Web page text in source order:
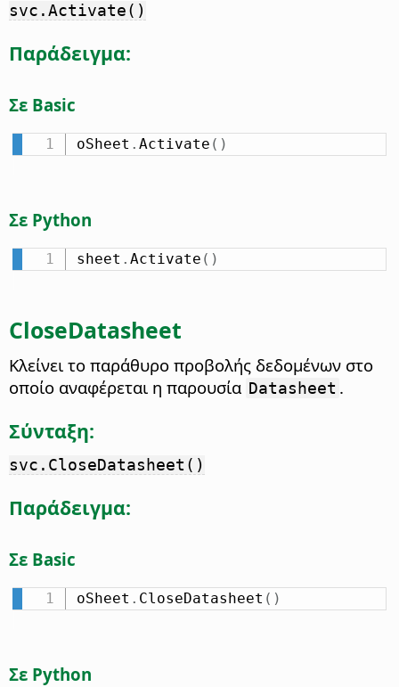
svc.Activate()
Παράδειγμα:
Σε Basic
oSheet . Activate ( )
Σε Python
sheet . Activate ( )
CloseDatasheet
Κλείνει το παράθυρο προβολής δεδομένων στο
οποίο αναφέρεται η παρουσία Datasheet .
Σύνταξη:
svc.CloseDatasheet()
Παράδειγμα:
Σε Basic
oSheet . CloseDatasheet ( )
Σε Python